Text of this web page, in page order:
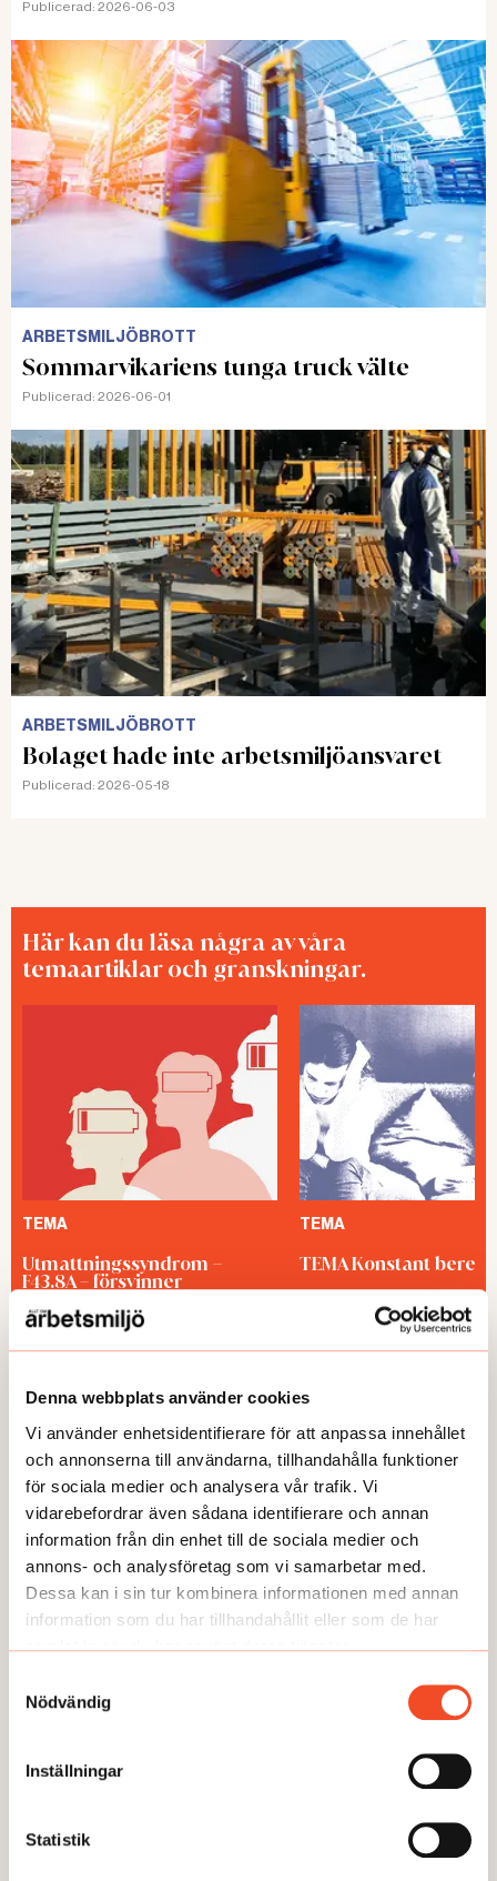
Denna webbplats använder cookies
Vi använder enhetsidentifierare för att anpassa innehållet
och annonserna till användarna, tillhandahålla funktioner
för sociala medier och analysera vår trafik. Vi
vidarebefordrar även sådana identifierare och annan
information från din enhet till de sociala medier och
annons- och analysföretag som vi samarbetar med.
Dessa kan i sin tur kombinera informationen med annan
information som du har tillhandahållit eller som de har
samlat in när du har använt deras tjänster.
Nödvändig
Inställningar
Statistik
FRIAS Tingsrätten ansåg att
skyddsanordning gick att ordna,
men hovrätten gör en annan
bedömning. Vittnen i hovrätten har
berättat att det inte finns
skyddsanordningar när en plansilo
ska täckas.
Läs även:
ARBETSMILJÖBROTT
Två svårt skadade hos
grisbonden
ÅTAL Den ene föll och den andre
fick en halmbal på 200 till 300 kilo
över sig. Bägge arbetstagarna
att arbetsgivaren inte gjort
tillräckligt och kräver 400 000
kronor i företagsbot av bolaget.
Publicerad: 2026-06-03
ARBETSMILJÖBROTT
Sommarvikariens tunga truck välte
Publicerad: 2026-06-01
ARBETSMILJÖBROTT
Bolaget hade inte arbetsmiljöansvaret
Publicerad: 2026-05-18
Här kan du läsa några av våra
temaartiklar och granskningar.
TEMA
Utmattningssyndrom –
F43.8A – försvinner
TEMA
TEMA Konstant
GUIDEN